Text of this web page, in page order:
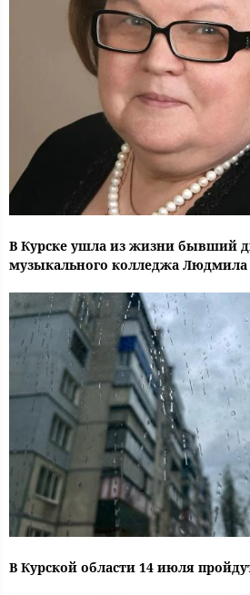
В Курске ушла из жизни бывший
музыкального колледжа
В Курской области 14 июля